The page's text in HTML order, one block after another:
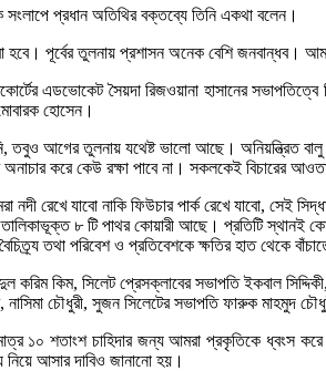
প্রধান অতিথির বক্তব্যে তিনি একথা বলেন।
পূর্বের তুলনায় প্রশাসন অনেক বেশি জনবান্ধব।
এডভোকেট সৈয়দা রিজওয়ানা হাসানের
হোসেন।
তবুও আগের তুলনায় যথেষ্ট ভালো আছে। অনিয়ন্ত্রিত
অনাচার করে কেউ রক্ষা পাবে না। সকলকেই বিচারের
রেখে যাবো নাকি ফিউচার পার্ক রেখে যাবো, সেই
তালিকাভূক্ত ৮ টি পাথর কোয়ারী আছে। প্রতিটি
তথা পরিবেশ ও প্রতিবেশকে ক্ষতির হাত থেকে
কিম, সিলেট প্রেসক্লাবের সভাপতি ইকবাল
চৌধুরী, সুজন সিলেটের সভাপতি ফারুক মাহমুদ
১০ শতাংশ চাহিদার জন্য আমরা প্রকৃতিকে ধ্বংস
আসার দাবিও জানানো হয়।